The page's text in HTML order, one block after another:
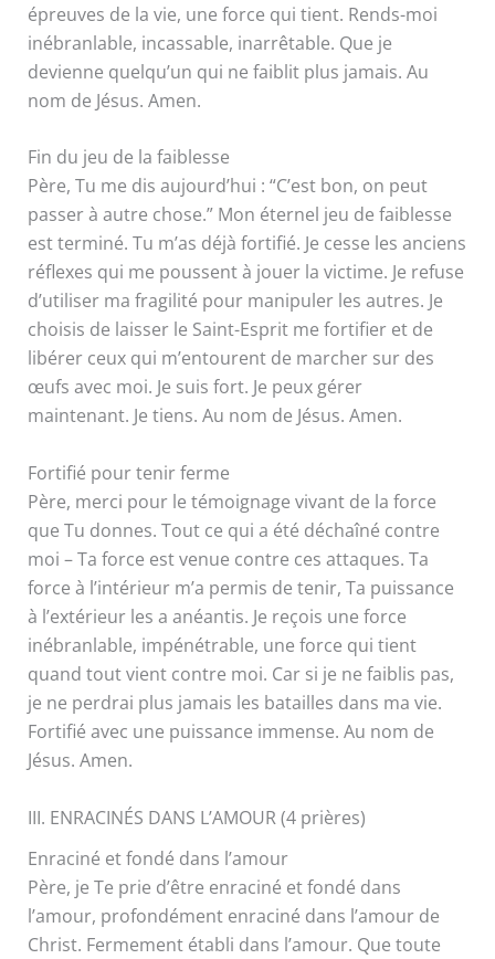
épreuves de la vie, une force qui tient. Rends-moi
inébranlable, incassable, inarrêtable. Que je
devienne quelqu’un qui ne faiblit plus jamais. Au
nom de Jésus. Amen.
Fin du jeu de la faiblesse
Père, Tu me dis aujourd’hui : “C’est bon, on peut
passer à autre chose.” Mon éternel jeu de faiblesse
est terminé. Tu m’as déjà fortifié. Je cesse les anciens
réflexes qui me poussent à jouer la victime. Je refuse
d’utiliser ma fragilité pour manipuler les autres. Je
choisis de laisser le Saint-Esprit me fortifier et de
libérer ceux qui m’entourent de marcher sur des
œufs avec moi. Je suis fort. Je peux gérer
maintenant. Je tiens. Au nom de Jésus. Amen.
Fortifié pour tenir ferme
Père, merci pour le témoignage vivant de la force
que Tu donnes. Tout ce qui a été déchaîné contre
moi – Ta force est venue contre ces attaques. Ta
force à l’intérieur m’a permis de tenir, Ta puissance
à l’extérieur les a anéantis. Je reçois une force
inébranlable, impénétrable, une force qui tient
quand tout vient contre moi. Car si je ne faiblis pas,
je ne perdrai plus jamais les batailles dans ma vie.
Fortifié avec une puissance immense. Au nom de
Jésus. Amen.
III. ENRACINÉS DANS L’AMOUR (4 prières)
Enraciné et fondé dans l’amour
Père, je Te prie d’être enraciné et fondé dans
l’amour, profondément enraciné dans l’amour de
Christ. Fermement établi dans l’amour. Que toute